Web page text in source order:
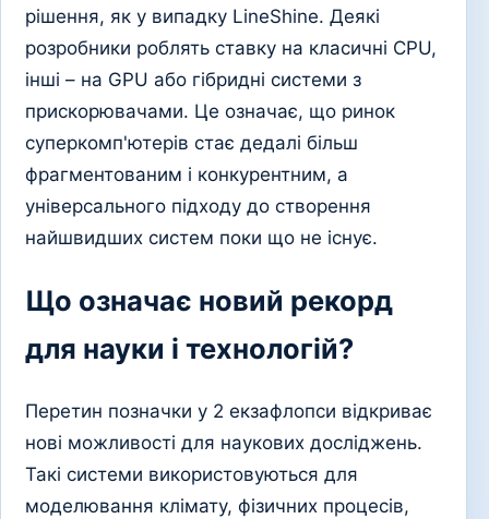
рішення, як у випадку LineShine. Деякі
розробники роблять ставку на класичні CPU,
інші – на GPU або гібридні системи з
прискорювачами. Це означає, що ринок
суперкомп'ютерів стає дедалі більш
фрагментованим і конкурентним, а
універсального підходу до створення
найшвидших систем поки що не існує.
Що означає новий рекорд
для науки і технологій?
Перетин позначки у 2 екзафлопси відкриває
нові можливості для наукових досліджень.
Такі системи використовуються для
моделювання клімату, фізичних процесів,